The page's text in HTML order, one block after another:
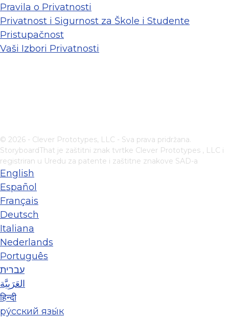
Pravila o Privatnosti
Privatnost i Sigurnost za Škole i Studente
Pristupačnost
Vaši Izbori Privatnosti
© 2026 - Clever Prototypes, LLC - Sva prava pridržana.
StoryboardThat je zaštitni znak tvrtke Clever Prototypes , LLC i
registriran u Uredu za patente i zaštitne znakove SAD-a
English
Español
Français
Deutsch
Italiana
Nederlands
Português
עברית
العَرَبِيَّة
हिन्दी
ру́сский язы́к